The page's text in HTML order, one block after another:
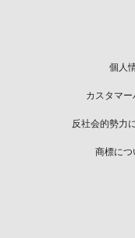
個人
カスタマ
反社会的勢力
商標につ